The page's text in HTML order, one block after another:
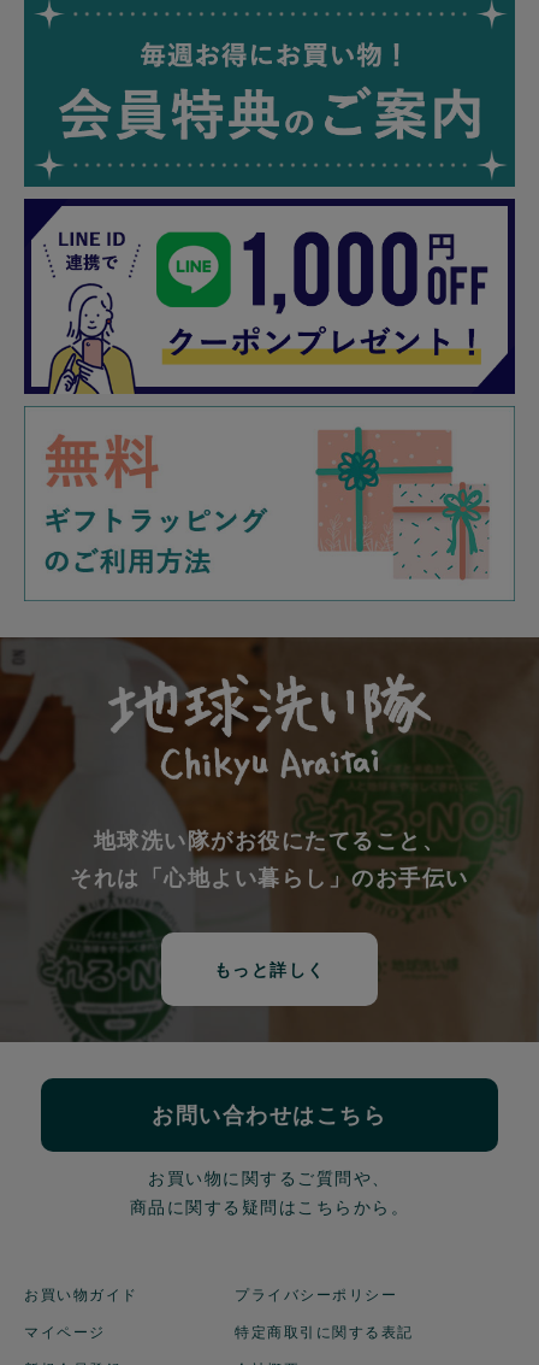
地球洗い隊がお役にたてること、
それは「心地よい暮らし」のお手伝い
もっと詳しく
お問い合わせはこちら
お買い物に関するご質問や、
商品に関する疑問はこちらから。
お買い物ガイド
マイページ
プライバシーポリシー
特定商取引に関する表記